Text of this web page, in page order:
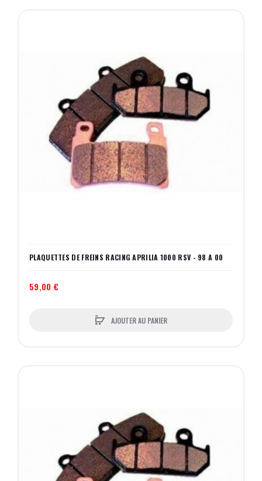
PLAQUETTES DE FREINS RACING APRILIA 1000 RSV - 98 A 00
59,00 €
AJOUTER AU PANIER